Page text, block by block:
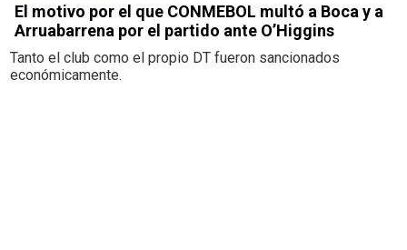
El motivo por el que CONMEBOL multó a Boca y a
Arruabarrena por el partido ante O’Higgins
Tanto el club como el propio DT fueron sancionados
económicamente.